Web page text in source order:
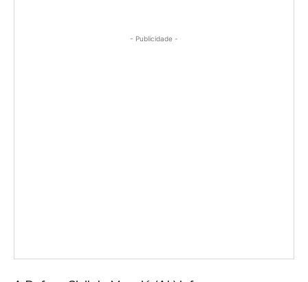
- Publicidade -